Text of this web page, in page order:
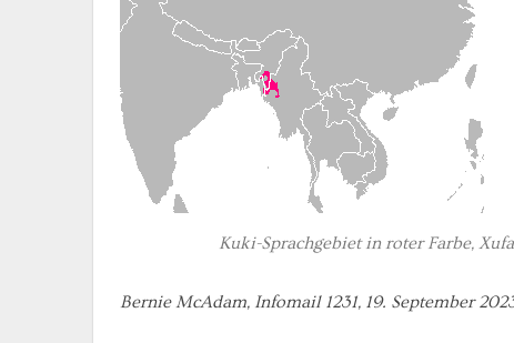
Kuki-Sprachgebiet in roter Farbe,
Bernie McAdam, Infomail 1231, 19. September